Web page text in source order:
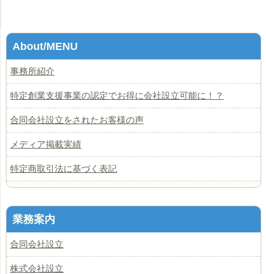
About/MENU
事務所紹介
特定創業支援事業の認定でお得に会社設立可能に！？
合同会社設立をされたお客様の声
メディア掲載実績
特定商取引法に基づく表記
業務案内
合同会社設立
株式会社設立